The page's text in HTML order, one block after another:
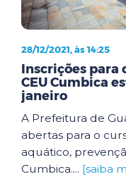
28/12/2021, às 14:25
Inscrições para
CEU Cumbica
janeiro
A Prefeitura de
abertas para o
aquático,
Cumbica.... [saiba